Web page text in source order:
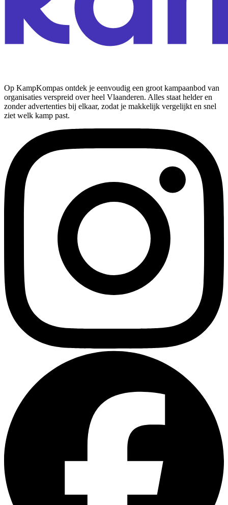
Op KampKompas ontdek je eenvoudig een groot kampaanbod van
organisaties verspreid over heel Vlaanderen. Alles staat helder en
zonder advertenties bij elkaar, zodat je makkelijk vergelijkt en snel
ziet welk kamp past.